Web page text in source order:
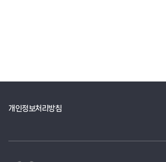
개인정보처리방침